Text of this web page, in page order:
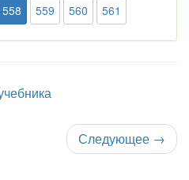
558 559 560 561
Следующее →